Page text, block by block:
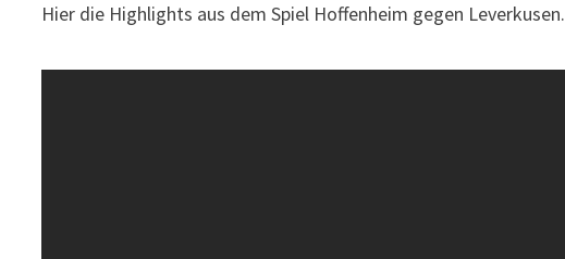
Hier die Highlights aus dem Spiel Hoffenheim gegen Leverkusen.